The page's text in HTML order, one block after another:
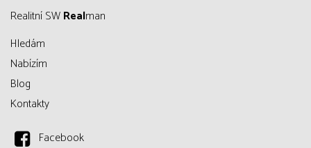
Realitní SWRealman
Hledám
Nabízím
Blog
Kontakty
Facebook